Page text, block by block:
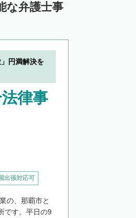
な弁護士事
円満解決を
律事
出張対応可
の、那覇市と
です。平日の9